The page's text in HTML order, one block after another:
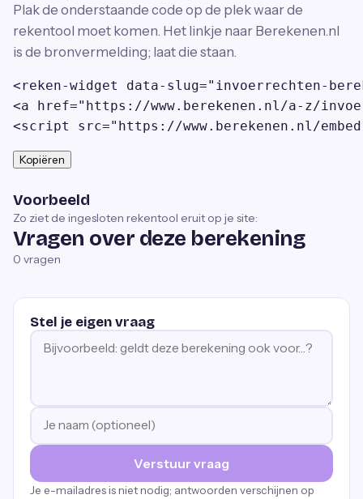
Plak de onderstaande code op de plek waar de
rekentool moet komen. Het linkje naar Berekenen.nl
is de bronvermelding; laat die staan.
<reken-widget data-slug="invoerrechten-
<a href="https://www.berekenen.nl/a-z/
<script src="https://www.berekenen.nl/
Kopiëren
Voorbeeld
Zo ziet de ingesloten rekentool eruit op je site:
Vragen over deze berekening
0 vragen
Stel je eigen vraag
Verstuur vraag
Je e-mailadres is niet nodig; antwoorden verschijnen op